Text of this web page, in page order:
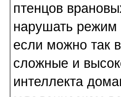
птенцов
нарушать режим
если можно так
сложные и
интеллекта